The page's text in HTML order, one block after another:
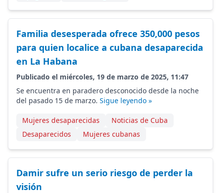
Familia desesperada ofrece 350,000 pesos
para quien localice a cubana desaparecida
en La Habana
Publicado el miércoles, 19 de marzo de 2025, 11:47
Se encuentra en paradero desconocido desde la noche
del pasado 15 de marzo. Sigue leyendo »
Mujeres desaparecidas
Noticias de Cuba
Desaparecidos
Mujeres cubanas
Damir sufre un serio riesgo de perder la
visión